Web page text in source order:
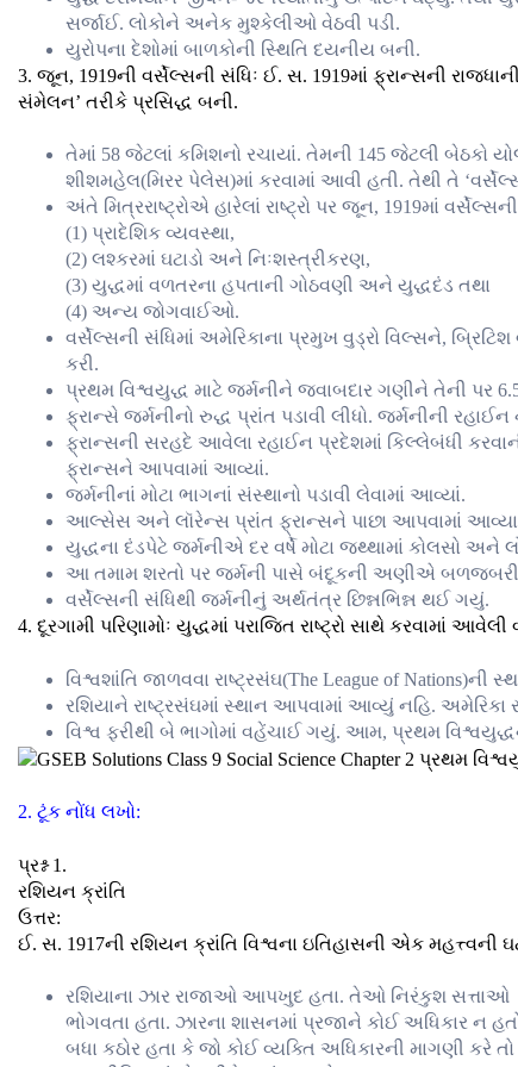
સર્જાઈ. લોકોને અનેક મુશ્કેલીઓ વેઠવી પડી.
યુરોપના દેશોમાં બાળકોની સ્થિતિ દયનીય બની.
3. જૂન, 1919ની વર્સેલ્સની સંધિઃ ઈ. સ. 1919માં ફ્રાન્સની
સંમેલન’ તરીકે પ્રસિદ્ધ બની.
તેમાં 58 જેટલાં કમિશનો રચાયાં. તેમની 145 જેટલી બેઠકો
શીશમહેલ(મિરર પેલેસ)માં કરવામાં આવી હતી. તેથી તે
અંતે મિત્રરાષ્ટ્રોએ હારેલાં રાષ્ટ્રો પર જૂન, 1919માં
(1) પ્રાદેશિક વ્યવસ્થા,
(2) લશ્કરમાં ઘટાડો અને નિઃશસ્ત્રીકરણ,
(3) યુદ્ધમાં વળતરના હપતાની ગોઠવણી અને યુદ્ધદંડ તથા
(4) અન્ય જોગવાઈઓ.
વર્સેલ્સની સંધિમાં અમેરિકાના પ્રમુખ વુડ્રો વિલ્સને,
કરી.
પ્રથમ વિશ્વયુદ્ધ માટે જર્મનીને જવાબદાર ગણીને તેની પર
ફ્રાન્સે જર્મનીનો રુદ્ધ પ્રાંત પડાવી લીધો. જર્મનીની
ફ્રાન્સની સરહદે આવેલા રહાઈન પ્રદેશમાં કિલ્લેબંધી
ફ્રાન્સને આપવામાં આવ્યાં.
જર્મનીનાં મોટા ભાગનાં સંસ્થાનો પડાવી લેવામાં આવ્યાં.
આલ્સેસ અને લૉરેન્સ પ્રાંત ફ્રાન્સને પાછા આપવામાં
યુદ્ધના દંડપેટે જર્મનીએ દર વર્ષે મોટા જથ્થામાં કોલસો અને
આ તમામ શરતો પર જર્મની પાસે બંદૂકની અણીએ
વર્સેલ્સની સંધિથી જર્મનીનું અર્થતંત્ર છિન્નભિન્ન થઈ ગયું.
4. દૂરગામી પરિણામોઃ યુદ્ધમાં પરાજિત રાષ્ટ્રો સાથે કરવામાં
વિશ્વશાંતિ જાળવવા રાષ્ટ્રસંઘ(The League of Nations)ની
રશિયાને રાષ્ટ્રસંઘમાં સ્થાન આપવામાં આવ્યું નહિ. અમેરિકા
વિશ્વ ફરીથી બે ભાગોમાં વહેંચાઈ ગયું. આમ, પ્રથમ
2. ટૂંક નોંધ લખો:
પ્રશ્ન 1.
રશિયન ક્રાંતિ
ઉત્તર:
ઈ. સ. 1917ની રશિયન ક્રાંતિ વિશ્વના ઇતિહાસની એક મહત્ત્વની
રશિયાના ઝાર રાજાઓ આપખુદ હતા. તેઓ નિરંકુશ સત્તાઓ
ભોગવતા હતા. ઝારના શાસનમાં પ્રજાને કોઈ અધિકાર ન
બધા કઠોર હતા કે જો કોઈ વ્યક્તિ અધિકારની માગણી કરે